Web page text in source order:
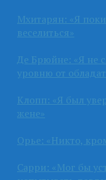
Мхитарян: «Я
веселиться»
Де Брюйне: «Я не
уровню от
Клопп: «Я был
жене»
Орье: «Никто,
Сарри: «Мог бы